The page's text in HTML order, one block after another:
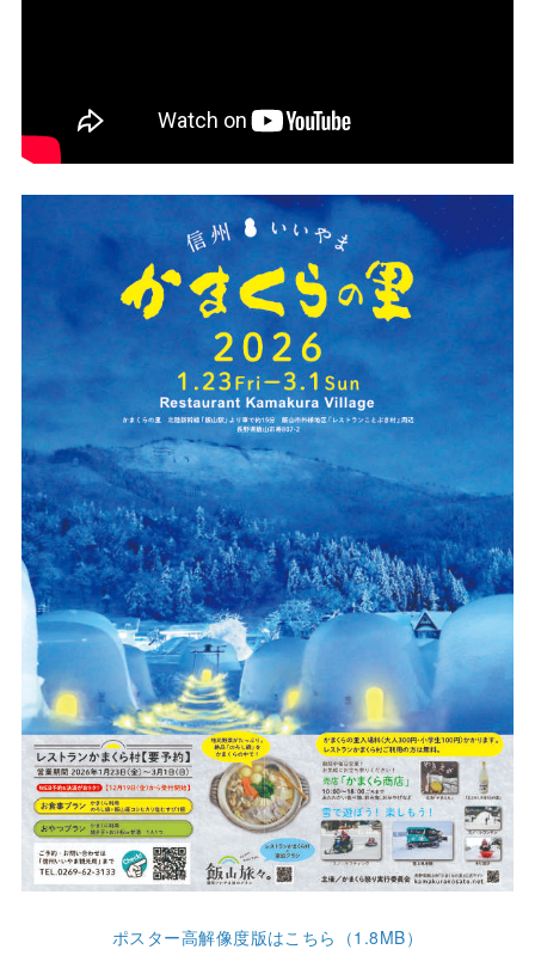
ポスター高解像度版はこちら（1.8MB）